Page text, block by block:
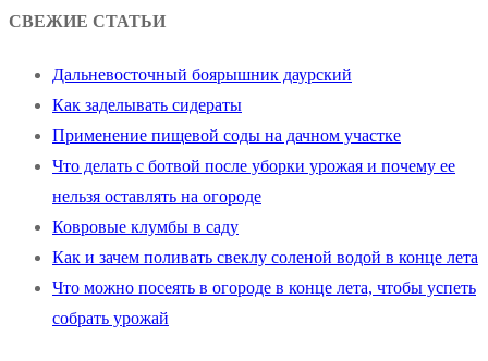
СВЕЖИЕ СТАТЬИ
Дальневосточный боярышник даурский
Как заделывать сидераты
Применение пищевой соды на дачном участке
Что делать с ботвой после уборки урожая и почему ее
нельзя оставлять на огороде
Ковровые клумбы в саду
Как и зачем поливать свеклу соленой водой в конце лета
Что можно посеять в огороде в конце лета, чтобы успеть
собрать урожай